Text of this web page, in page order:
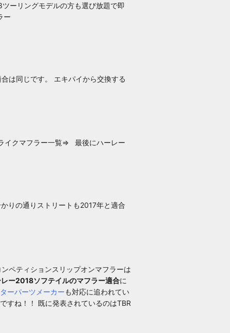
ツーリングモデルの方も選び放題で即
ー
は同じです。 エキパイから交換する
イクマフラー一覧⇒ 最後にハーレー
りの通りストリートも2017年と適合
ペティションスリップオンマフラーは
ー2018ソフテイルのマフラー適合に
ーパーツメーカーも対応に追われてい
すね！！ 既に発表されているのはTBR